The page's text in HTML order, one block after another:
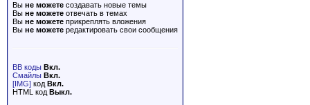
Вы не можете создавать новые темы
Вы не можете отвечать в темах
Вы не можете прикреплять вложения
Вы не можете редактировать свои сообщения
BB коды Вкл.
Смайлы Вкл.
[IMG] код Вкл.
HTML код Выкл.